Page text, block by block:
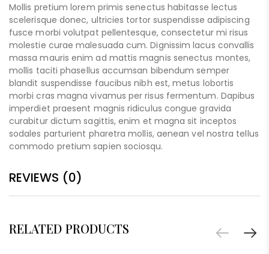
Mollis pretium lorem primis senectus habitasse lectus
scelerisque donec, ultricies tortor suspendisse adipiscing
fusce morbi volutpat pellentesque, consectetur mi risus
molestie curae malesuada cum. Dignissim lacus convallis
massa mauris enim ad mattis magnis senectus montes,
mollis taciti phasellus accumsan bibendum semper
blandit suspendisse faucibus nibh est, metus lobortis
morbi cras magna vivamus per risus fermentum. Dapibus
imperdiet praesent magnis ridiculus congue gravida
curabitur dictum sagittis, enim et magna sit inceptos
sodales parturient pharetra mollis, aenean vel nostra tellus
commodo pretium sapien sociosqu.
REVIEWS (0)
RELATED PRODUCTS